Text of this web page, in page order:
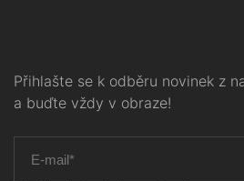
Přihlašte se k odběru novinek z
a buďte vždy v obraze!